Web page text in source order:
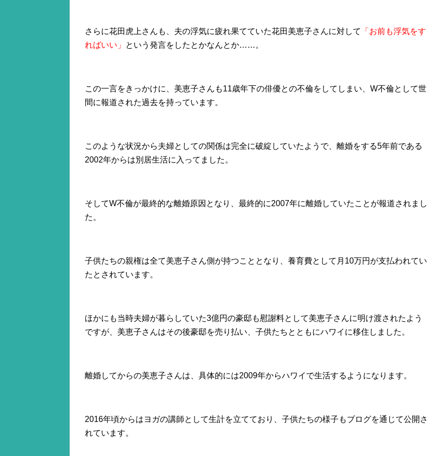
さらに花田虎上さんも、夫の浮気に疲れ果てていた花田美恵子さんに対して
「お前も浮気をす
ればいい」
という発言をしたとかなんとか……。
この一言をきっかけに、美恵子さんも11歳年下の俳優との不倫をしてしまい、W不倫として世
間に報道された過去を持っています。
このような状況から夫婦としての関係は完全に破綻していたようで、離婚をする5年前である
2002年からは別居生活に入ってました。
そしてW不倫が最終的な離婚原因となり、最終的に2007年に離婚していたことが報道されまし
た。
子供たちの親権は全て美恵子さん側が持つこととなり、養育費として月10万円が支払われてい
たとされています。
ほかにも当時夫婦が暮らしていた3億円の豪邸も慰謝料として美恵子さんに明け渡されたよう
ですが、美恵子さんはその後豪邸を売り払い、子供たちとともにハワイに移住しました。
離婚してからの美恵子さんは、具体的には2009年からハワイで生活するようになります。
2016年頃からはヨガの講師として生計を立てており、子供たちの様子もブログを通じて公開さ
れています。